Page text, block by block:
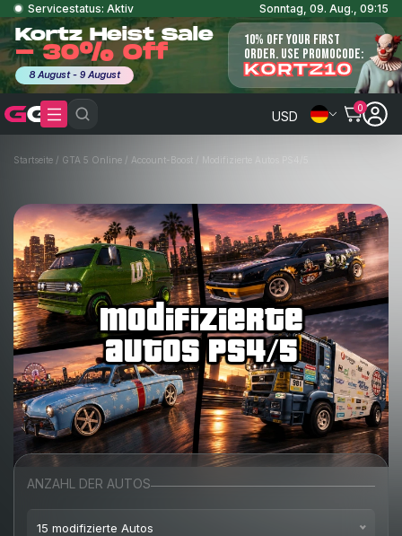
Servicestatus: Aktiv Sonntag, 09. Aug., 09:15
Kortz Heist Sale
- 30% Off
8 August - 9 August
10% OFF YOUR FIRST
ORDER. USE PROMOCODE:
KORTZ10
USD
0
Startseite / GTA 5 Online / Account-Boost
modifizierte
autos ps4/5
ANZAHL DER AUTOS
15 modifizierte Autos